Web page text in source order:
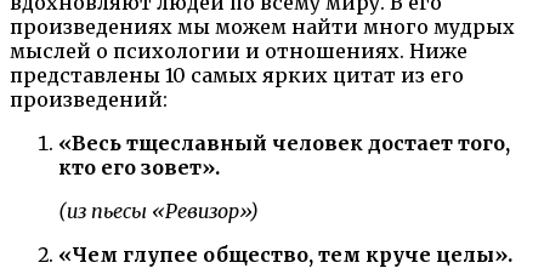
произведениях мы можем найти много мудрых
мыслей о психологии и отношениях. Ниже
представлены 10 самых ярких цитат из его
произведений:
«Весь тщеславный человек достает того,
кто его зовет».
(из пьесы «Ревизор»)
«Чем глупее общество, тем круче целы».